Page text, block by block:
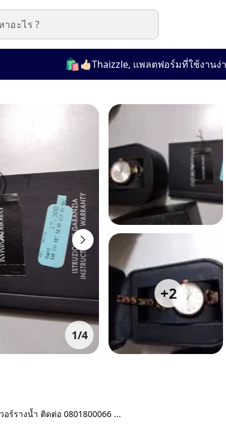
👍🏻Thaizzle, แพลตฟอร์มที่ใช้งานง่ายส
1/4
+2
ร์รางน้ำ ติดต่อ​ 0801800066​ ...